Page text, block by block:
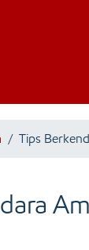
/ Tips